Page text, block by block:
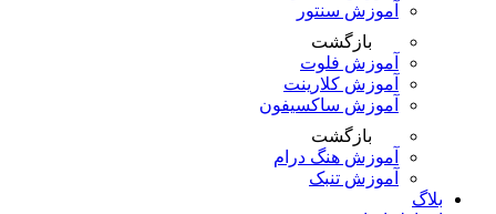
آموزش سنتور
بازگشت
آموزش فلوت
آموزش کلارینت
آموزش ساکسیفون
بازگشت
آموزش هنگ درام
آموزش تنبک
بلاگ